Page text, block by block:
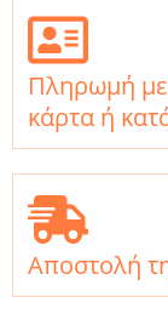
Πληρωμή με
κάρτα ή
Αποστολή